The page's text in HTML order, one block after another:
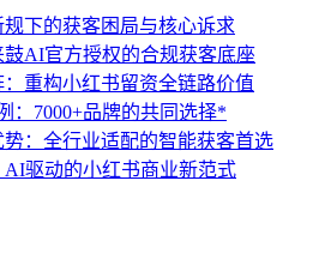
下的获客困局与核心诉求
AI官方授权的合规获客底座
重构小红书留资全链路价值
：7000+品牌的共同选择*
：全行业适配的智能获客首选
驱动的小红书商业新范式